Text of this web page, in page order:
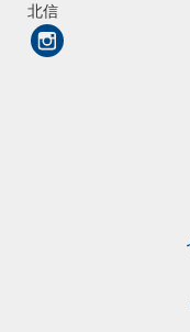
北信